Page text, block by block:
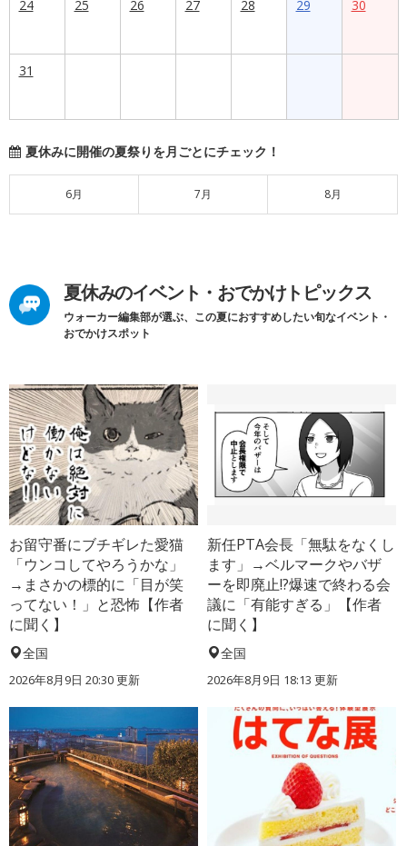
24 25 26 27 28 29 30
31
夏休みに開催の夏祭りを月ごとにチェック！
6月 7月 8月
夏休みのイベント・おでかけトピックス
ウォーカー編集部が選ぶ、この夏におすすめしたい旬なイベント・
おでかけスポット
お留守番にブチギレた愛猫
「ウンコしてやろうかな」
→まさかの標的に「目が笑
ってない！」と恐怖【作者
に聞く】
全国
2026年8月9日 20:30更新
新任PTA会長「無駄をなくし
ます」→ベルマークやバザ
ーを即廃止!?爆速で終わる会
議に「有能すぎる」【作者
に聞く】
全国
2026年8月9日 18:13 更新